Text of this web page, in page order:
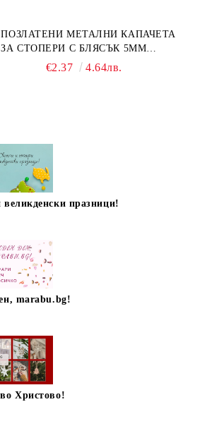
ПОЗЛАТЕНИ МЕТАЛНИ КАПАЧЕТА
ЗА СТОПЕРИ С БЛЯСЪК 5ММ
€2.37 4.64лв.
празници!
marabu.bg!
Христово!